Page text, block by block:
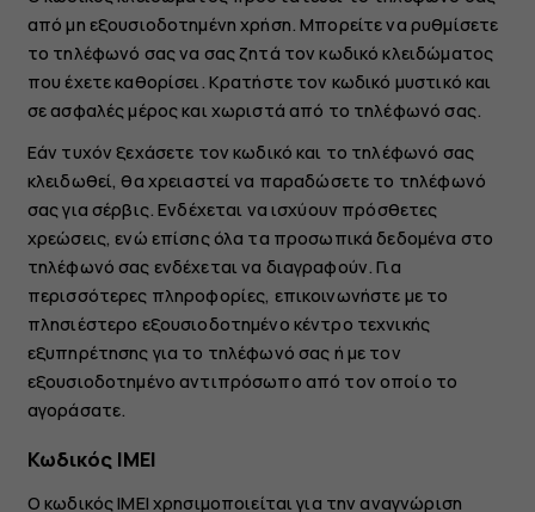
από μη εξουσιοδοτημένη χρήση. Μπορείτε να ρυθμίσετε
το τηλέφωνό σας να σας ζητά τον κωδικό κλειδώματος
που έχετε καθορίσει. Κρατήστε τον κωδικό μυστικό και
σε ασφαλές μέρος και χωριστά από το τηλέφωνό σας.
Εάν τυχόν ξεχάσετε τον κωδικό και το τηλέφωνό σας
κλειδωθεί, θα χρειαστεί να παραδώσετε το τηλέφωνό
σας για σέρβις. Ενδέχεται να ισχύουν πρόσθετες
χρεώσεις, ενώ επίσης όλα τα προσωπικά δεδομένα στο
τηλέφωνό σας ενδέχεται να διαγραφούν. Για
περισσότερες πληροφορίες, επικοινωνήστε με το
πλησιέστερο εξουσιοδοτημένο κέντρο τεχνικής
εξυπηρέτησης για το τηλέφωνό σας ή με τον
εξουσιοδοτημένο αντιπρόσωπο από τον οποίο το
αγοράσατε.
Κωδικός IMEI
Ο κωδικός IMEI χρησιμοποιείται για την αναγνώριση